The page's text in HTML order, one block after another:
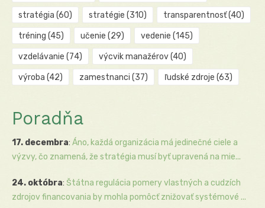
stratégia (60) stratégie (310) transparentnosť(40)
tréning (45) učenie (29) vedenie (145)
vzdelávanie (74) výcvik manažérov(40)
výroba (42) zamestnanci (37) ľudské zdroje (63)
Poradňa
17. decembra: Áno, každá organizácia má jedinečné ciele a
výzvy, čo znamená, že stratégia musí byť upravená na mie...
24. októbra: Štátna regulácia pomery vlastných a cudzích
zdrojov financovania by mohla pomôcť znižovať systémové ...